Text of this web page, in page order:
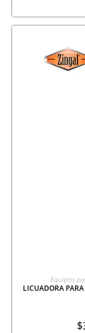
Equipos
LICUADORA
$